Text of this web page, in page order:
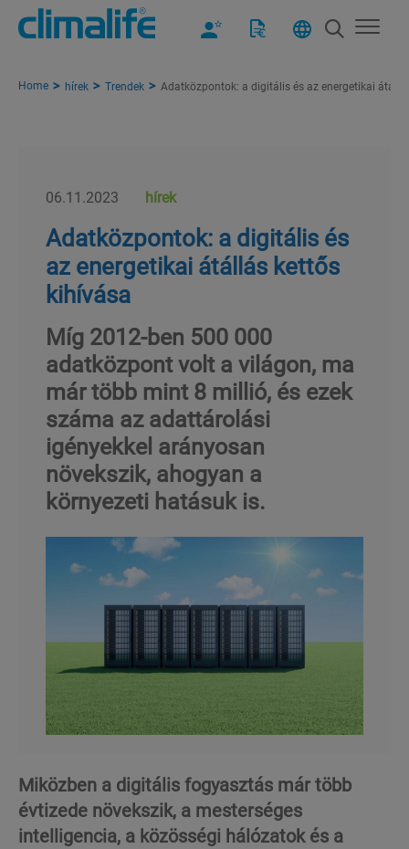
Home hírek Trendek Adatközpontok: a digitális és az energetikai
06.11.2023 hírek
Adatközpontok: a digitális és
az energetikai átállás kettős
kihívása
Míg 2012-ben 500 000
adatközpont volt a világon, ma
már több mint 8 millió, és ezek
száma az adattárolási
igényekkel arányosan
növekszik, ahogyan a
környezeti hatásuk is.
Miközben a digitális fogyasztás már több
évtizede növekszik, a mesterséges
intelligencia, a közösségi hálózatok és a